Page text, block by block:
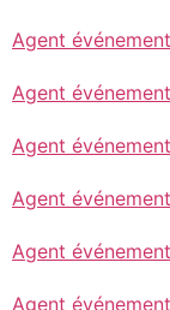
Agent
Agent
Agent
Agent
Agent
Agent